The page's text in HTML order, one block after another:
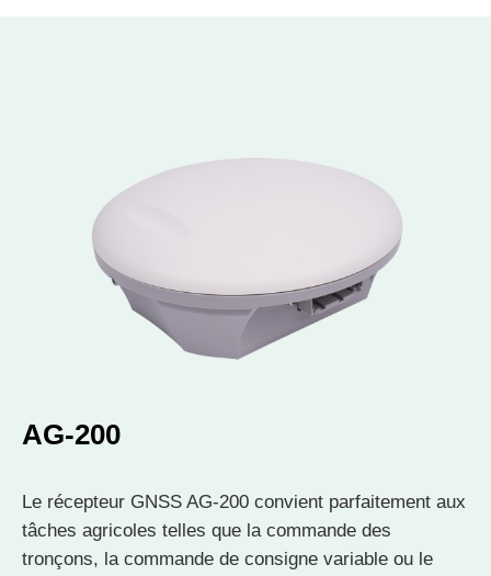
AG-200
Le récepteur GNSS AG-200 convient parfaitement aux
tâches agricoles telles que la commande des
tronçons, la commande de consigne variable ou le